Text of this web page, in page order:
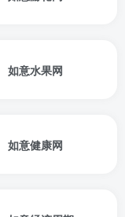
如意水果网
如意健康网